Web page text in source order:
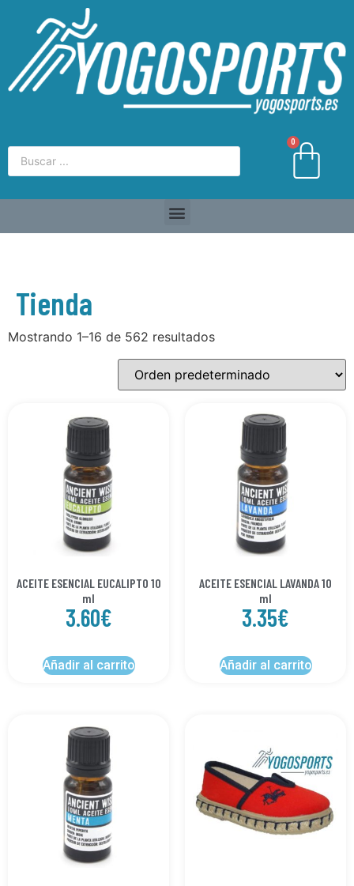
0
Tienda
Mostrando 1–16 de 562 resultados
ACEITE ESENCIAL EUCALIPTO 10
ml
3.60€
Añadir al carrito
ACEITE ESENCIAL LAVANDA 10
ml
3.35€
Añadir al carrito